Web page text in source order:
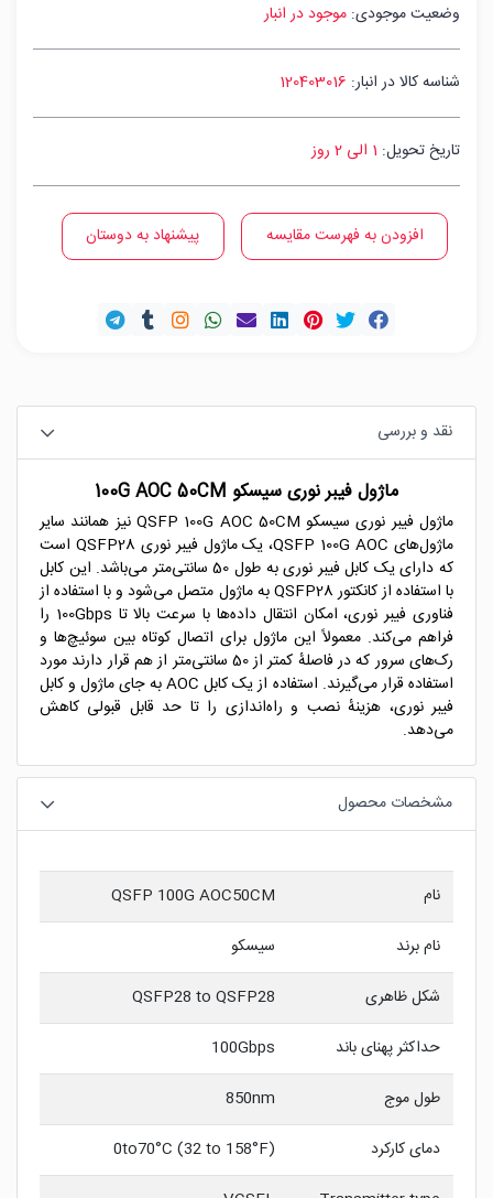
وضعیت موجودی: موجود در انبار
شناسه کالا در انبار: 120403016
تاریخ تحویل: 1 الی 2 روز
افزودن به فهرست مقایسه پیشنهاد به دوستان
نقد و بررسی
ماژول فیبر نوری سیسکو 100G AOC 50CM
ماژول فیبر نوری سیسکو QSFP 100G AOC 50CM نیز همانند سایر
ماژول‌های QSFP 100G AOC، یک ماژول فیبر نوری QSFP28 است
که دارای یک کابل فیبر نوری به طول 50 سانتی‌متر می‌باشد. این کابل
با استفاده از کانکتور QSFP28 به ماژول متصل می‌شود و با استفاده از
فناوری فیبر نوری، امکان انتقال داده‌ها با سرعت بالا تا 100Gbps را
فراهم می‌کند. معمولاً این ماژول برای اتصال کوتاه بین سوئیچ‌ها و
رک‌های سرور که در فاصلهٔ کمتر از 50 سانتی‌متر از هم قرار دارند مورد
استفاده قرار می‌گیرند. استفاده از یک کابل AOC به جای ماژول و کابل
فیبر نوری، هزینهٔ نصب و راه‌اندازی را تا حد قابل قبولی کاهش
می‌دهد.
مشخصات محصول
نام
QSFP 100G AOC50CM
نام برند
سیسکو
شکل ظاهری
QSFP28 to QSFP28
حداکثر پهنای باند
100Gbps
طول موج
850nm
دمای کارکرد
0to70°C (32 to 158°F)